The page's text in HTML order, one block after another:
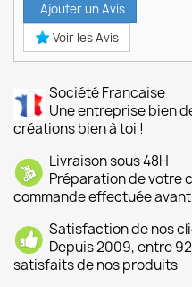
Ajouter un Avis
Voir les Avis
Société Francaise
Une entreprise bien
créations bien à toi !
Livraison sous 48H
Préparation de votre
commande effectuée avant
Satisfaction de nos
Depuis 2009, entre
satisfaits de nos produits